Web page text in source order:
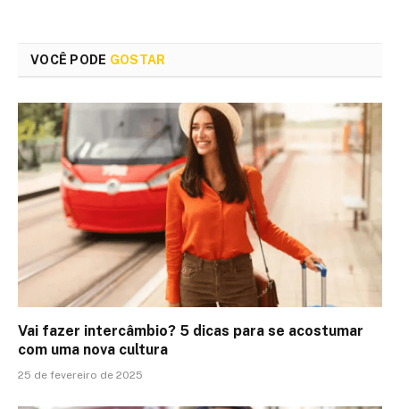
VOCÊ PODE GOSTAR
Vai fazer intercâmbio? 5 dicas para se acostumar
com uma nova cultura
25 de fevereiro de 2025